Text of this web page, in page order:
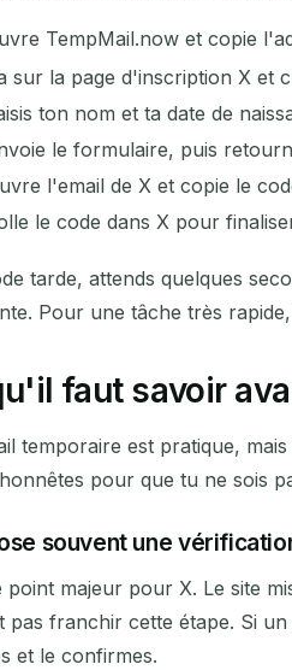
TempMail.now et copie
sur la page d'inscription X et
ton nom et ta date de
le formulaire, puis
l'email de X et copie le
le code dans X pour
tarde, attends quelques
Pour une tâche très
faut savoir
temporaire est pratique,
pour que tu ne sois
souvent une
point majeur pour X. Le site
pas franchir cette étape. Si
et le confirmes.